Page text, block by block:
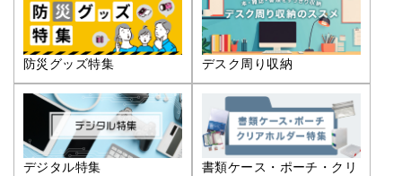
防災グッズ特集 デスク周り収納
デジタル特集
書類ケース・ポーチ・クリ